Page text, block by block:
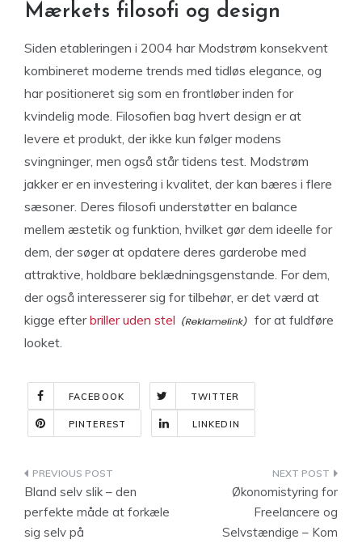
Mærkets filosofi og design
Siden etableringen i 2004 har Modstrøm konsekvent
kombineret moderne trends med tidløs elegance, og
har positioneret sig som en frontløber inden for
kvindelig mode. Filosofien bag hvert design er at
levere et produkt, der ikke kun følger modens
svingninger, men også står tidens test. Modstrøm
jakker er en investering i kvalitet, der kan bæres i flere
sæsoner. Deres filosofi understøtter en balance
mellem æstetik og funktion, hvilket gør dem ideelle for
dem, der søger at opdatere deres garderobe med
attraktive, holdbare beklædningsgenstande. For dem,
der også interesserer sig for tilbehør, er det værd at
kigge efterbriller uden stel
for at fuldføre
looket.
FACEBOOK TWITTER
PINTEREST LINKEDIN
Indlægsnavigation
Bland selv slik – den
perfekte måde at forkæle
sig selv på
Økonomistyring for
Freelancere og
Selvstændige – Kom